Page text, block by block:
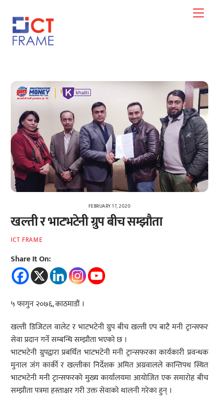
content
FEBRUARY 17, 2020
खल्ती र भाटभटेनी ग्रुप बीच सम्झौता
ICT FRAME
Share It On:
५ फागुन २०७६, काठमाडौं ।
खल्ती डिजिटल वालेट र भाटभटेनी ग्रुप बीच खल्ती एप बाटै मनी ट्रान्सफर
सेवा प्रदान गर्ने सम्बन्धि सम्झौता भएको छ ।
भाटभटेनी ग्रुपद्वारा प्रबर्धित भाटभटेनी मनी ट्रान्सफरका कार्यकारी प्रवन्धक
मुनाल जंग कार्की र खल्तीका निर्देशक अमित अग्रवालले कान्तिपथ स्थित
भाटभटेनी मनी ट्रान्सफरको मुख्य कार्यालयमा आयोजित एक समारोह बीच
सम्झौता पत्रमा हस्ताक्षर गरी उक्त सेवाको थालनी गरेका हुन् ।